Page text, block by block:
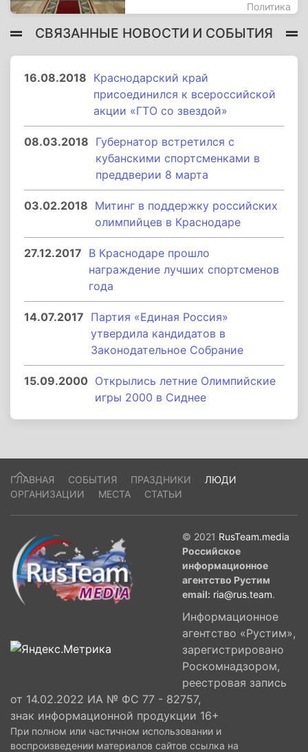
Политика
СВЯЗАННЫЕ НОВОСТИ И СОБЫТИЯ
16.08.2018 Краснодарский край
присоединился к всероссийской
акции «ГТО со звездой»
08.03.2018 Губернатор встретился с
кубанскими спортсменками в
преддверии 8 марта
03.02.2018 Митинг в поддержку российских
олимпийцев в Краснодаре
27.12.2017 В Краснодаре прошло
награждение лучших спортсменов
года
14.07.2017 Партия «Единая Россия»
утвердила кандидатов в
Законодательное Собрание
15.09.2000 Открылись летние Олимпийские
игры 2000 в Сиднее
ГЛАВНАЯ СОБЫТИЯ ПРАЗДНИКИ
ЛЮДИ
ОРГАНИЗАЦИИ
МЕСТА СТАТЬИ
© 2021 RusTeam.media
Российское
информационное
агентство Рустим
email: ria@rus.team.
Информационное
агентство «Рустим»,
зарегистрировано
Роскомнадзором,
реестровая запись
от 14.02.2022 ИА № ФС 77 - 82757,
знак информационной продукции 16+
При полном или частичном использовании и
воспроизведении материалов сайтов ссылка на